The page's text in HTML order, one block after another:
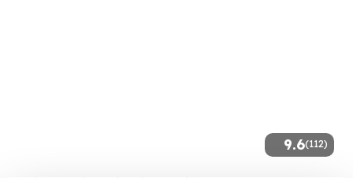
9.6(112)